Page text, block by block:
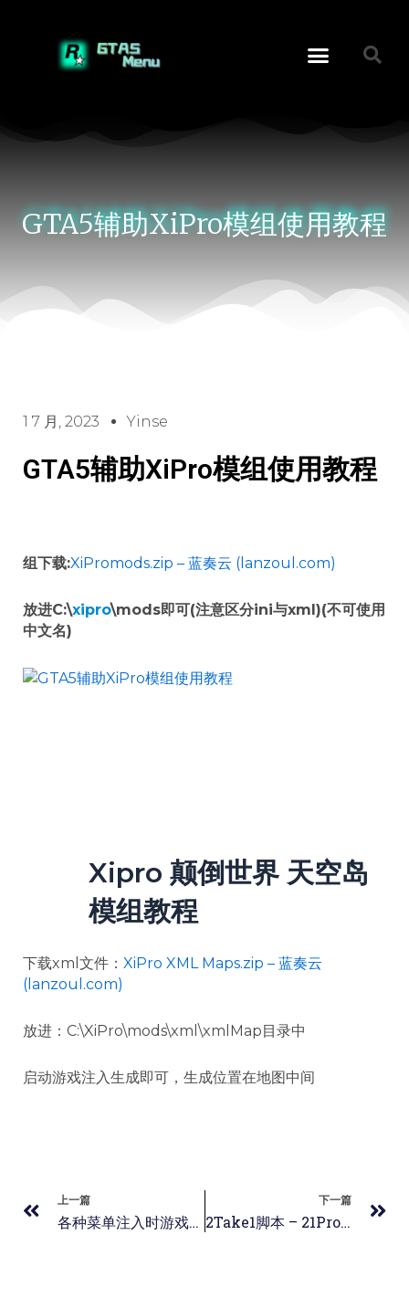
GTA5辅助XiPro模组使用教程
1 7 月, 2023 Yinse
GTA5辅助XiPro模组使用教程
组下载:XiPromods.zip – 蓝奏云 (lanzoul.com)
放进C:\xipro\mods即可(注意区分ini与xml)(不可使用
中文名)
Xipro 颠倒世界 天空岛
模组教程
下载xml文件： XiPro XML Maps.zip – 蓝奏云
(lanzoul.com)
放进：C:\XiPro\mods\xml\xmlMap目录中
启动游戏注入生成即可，生成位置在地图中间
上一篇
各种菜单注入时游戏闪退崩溃 [所有菜单通用贴]
下一篇
2Take1脚本 – 21Pro lua脚本下载地址/使用教程